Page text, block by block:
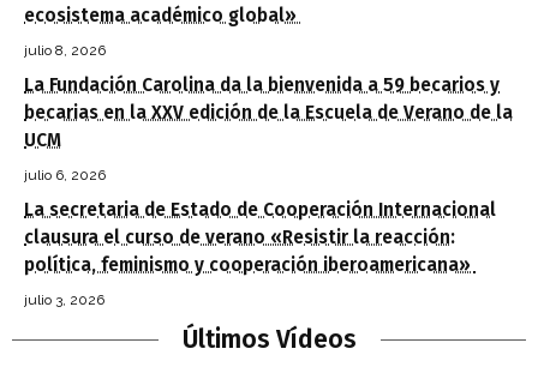
ecosistema académico global»
julio 8, 2026
La Fundación Carolina da la bienvenida a 59 becarios y
becarias en la XXV edición de la Escuela de Verano de la
UCM
julio 6, 2026
La secretaria de Estado de Cooperación Internacional
clausura el curso de verano «Resistir la reacción:
política, feminismo y cooperación iberoamericana»
julio 3, 2026
Últimos Vídeos